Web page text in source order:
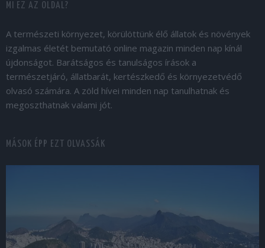
MI EZ AZ OLDAL?
A természeti környezet, körülöttünk élő állatok és növények
izgalmas életét bemutató online magazin minden nap kínál
újdonságot. Barátságos és tanulságos írások a
természetjáró, állatbarát, kertészkedő és környezetvédő
olvasó számára. A zöld hívei minden nap tanulhatnak és
megoszthatnak valami jót.
MÁSOK ÉPP EZT OLVASSÁK